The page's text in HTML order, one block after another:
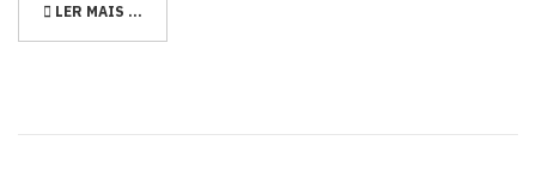
LER MAIS …